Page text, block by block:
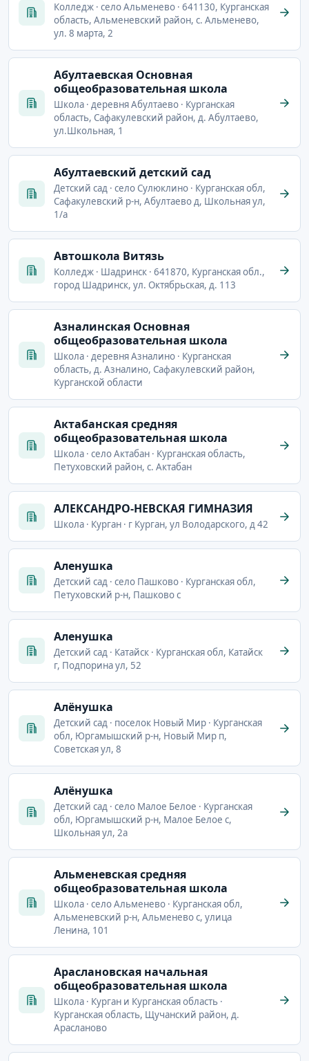
Колледж · село Альменево · 641130, Курганская
область, Альменевский район, с. Альменево,
ул. 8 марта, 2
Абултаевская Основная
общеобразовательная школа
Школа · деревня Абултаево · Курганская
область, Сафакулевский район, д. Абултаево,
ул.Школьная, 1
Абултаевский детский сад
Детский сад · село Сулюклино · Курганская обл,
Сафакулевский р-н, Абултаево д, Школьная ул,
1/а
Автошкола Витязь
Колледж · Шадринск · 641870, Курганская обл.,
город Шадринск, ул. Октябрьская, д. 113
Азналинская Основная
общеобразовательная школа
Школа · деревня Азналино · Курганская
область, д. Азналино, Сафакулевский район,
Курганской области
Актабанская средняя
общеобразовательная школа
Школа · село Актабан · Курганская область,
Петуховский район, с. Актабан
АЛЕКСАНДРО-НЕВСКАЯ ГИМНАЗИЯ
Школа · Курган · г Курган, ул Володарского, д 42
Аленушка
Детский сад · село Пашково · Курганская обл,
Петуховский р-н, Пашково с
Аленушка
Детский сад · Катайск · Курганская обл, Катайск
г, Подпорина ул, 52
Алёнушка
Детский сад · поселок Новый Мир · Курганская
обл, Юргамышский р-н, Новый Мир п,
Советская ул, 8
Алёнушка
Детский сад · село Малое Белое · Курганская
обл, Юргамышский р-н, Малое Белое с,
Школьная ул, 2а
Альменевская средняя
общеобразовательная школа
Школа · село Альменево · Курганская обл,
Альменевский р-н, Альменево с, улица
Ленина, 101
Араслановская начальная
общеобразовательная школа
Школа · Курган и Курганская область ·
Курганская область, Щучанский район, д.
Арасланово